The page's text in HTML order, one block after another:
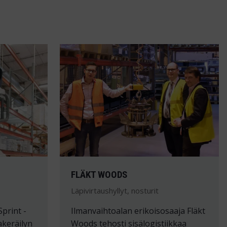
-
FLÄKT WOODS
Läpivirtaushyllyt, nosturit
Ilmanvaihtoalan erikoisosaaja Fläkt
Woods tehosti sisälogistiikkaa